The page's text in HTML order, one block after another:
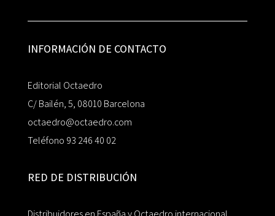
INFORMACIÓN DE CONTACTO
Editorial Octaedro
C/ Bailén, 5, 08010 Barcelona
octaedro@octaedro.com
Teléfono 93 246 40 02
RED DE DISTRIBUCIÓN